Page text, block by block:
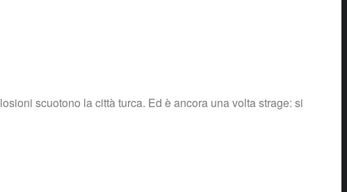
scuotono la città turca. Ed è ancora una volta strage: si